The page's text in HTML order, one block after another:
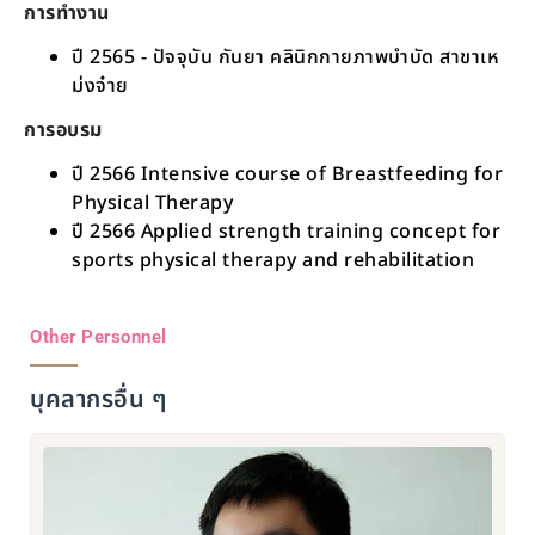
การทำงาน
ปี 2565 - ปัจจุบัน กันยา คลินิกกายภาพบำบัด สาขาเห
ม่งจ๋าย
การอบรม
ปี 2566 Intensive course of Breastfeeding for
Physical Therapy
ปี 2566 Applied strength training concept for
sports physical therapy and rehabilitation
Other Personnel
บุคลากรอื่น ๆ